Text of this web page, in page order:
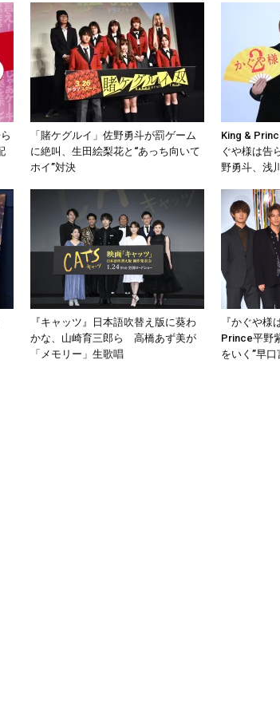
「賭ケグルイ」佐野勇斗が罰ゲーム
に絶叫、生田絵梨花と“あっち向いて
ホイ”対決
King &
ぐや様は告
野勇斗、浅
『キャッツ』日本語吹替え版に葵わ
かな、山崎育三郎ら 高橋あず美が
「メモリー」生歌唱
『かぐや様
Prince平野
をいく”早口